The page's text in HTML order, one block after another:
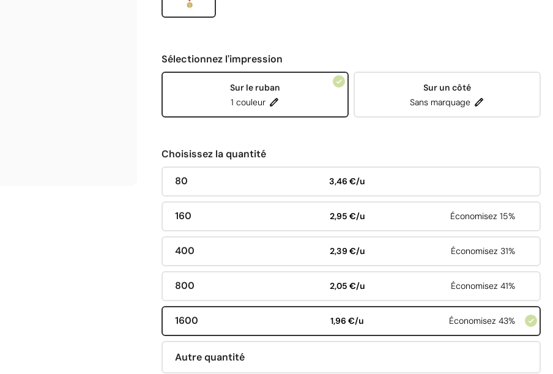
Sélectionnez l'impression
Sur le ruban
1 couleur
Sur un côté
Sans marquage
Choisissez la quantité
80 3,46 €/u
160 2,95 €/u Économisez 15%
400 2,39 €/u Économisez 31%
800 2,05 €/u Économisez 41%
1600 1,96 €/u Économisez 43%
Autre quantité